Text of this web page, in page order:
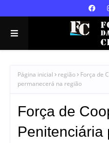
Página inicial região
Força de
permanecerá na região
Força de
Penitenciária